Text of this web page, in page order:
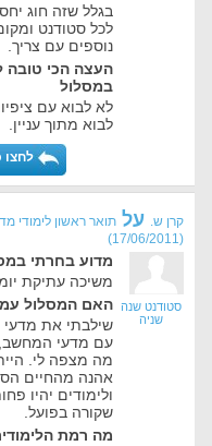
בגלל שזה חוג
לכל סטודנט
נוספים עם צריך.
העצה הכי טובה
במסלול
לא לבוא עם
לבוא מתוך עניין.
לחצו
קרן ש. על תואר ראשון לימודי
(
17/06/2011
)
סטודנט שנה
שניה
מדוע בחרתי
משיכה עתיקת
האם המסלול
שילבתי את מדעי
עם מדעי המחשב,
מה מצפה לי.
אהנה מהחיים
ולימודים יהיו
שקורה בפועל.
מה רמת